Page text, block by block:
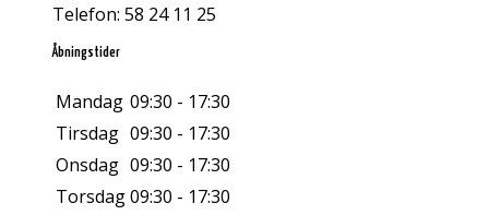
Telefon: 58 24 11 25
Åbningstider
Mandag 09:30 - 17:30
Tirsdag 09:30 - 17:30
Onsdag 09:30 - 17:30
Torsdag09:30 - 17:30